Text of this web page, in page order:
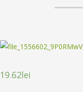
19.62lei